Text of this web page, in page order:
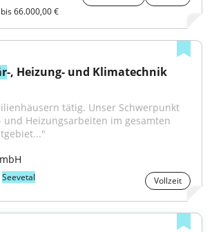
66.000,00 €
-, Heizung- und Klimatechnik
tätig. Unser Schwerpunkt
und Heizungsarbeiten im gesamten
Seevetal Vollzeit